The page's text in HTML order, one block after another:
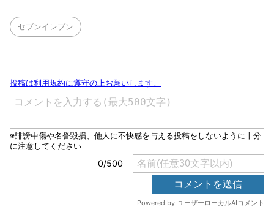
セブンイレブン